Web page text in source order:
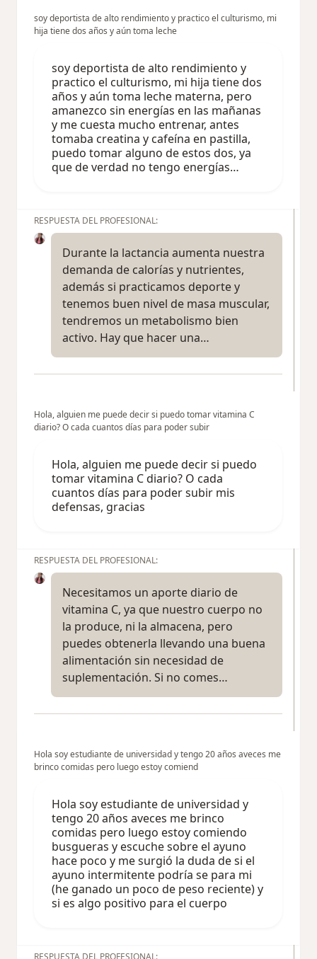
soy deportista de alto rendimiento y practico el culturismo, mi
hija tiene dos años y aún toma leche
soy deportista de alto rendimiento y
practico el culturismo, mi hija tiene dos
años y aún toma leche materna, pero
amanezco sin energías en las mañanas
y me cuesta mucho entrenar, antes
tomaba creatina y cafeína en pastilla,
puedo tomar alguno de estos dos, ya
que de verdad no tengo energías…
RESPUESTA DEL PROFESIONAL:
Durante la lactancia aumenta nuestra
demanda de calorías y nutrientes,
además si practicamos deporte y
tenemos buen nivel de masa muscular,
tendremos un metabolismo bien
activo. Hay que hacer una…
Hola, alguien me puede decir si puedo tomar vitamina C
diario? O cada cuantos días para poder subir
Hola, alguien me puede decir si puedo
tomar vitamina C diario? O cada
cuantos días para poder subir mis
defensas, gracias
RESPUESTA DEL PROFESIONAL:
Necesitamos un aporte diario de
vitamina C, ya que nuestro cuerpo no
la produce, ni la almacena, pero
puedes obtenerla llevando una buena
alimentación sin necesidad de
suplementación. Si no comes…
Hola soy estudiante de universidad y tengo 20 años aveces me
brinco comidas pero luego estoy comiend
Hola soy estudiante de universidad y
tengo 20 años aveces me brinco
comidas pero luego estoy comiendo
busgueras y escuche sobre el ayuno
hace poco y me surgió la duda de si el
ayuno intermitente podría se para mi
(he ganado un poco de peso reciente) y
si es algo positivo para el cuerpo
RESPUESTA DEL PROFESIONAL: